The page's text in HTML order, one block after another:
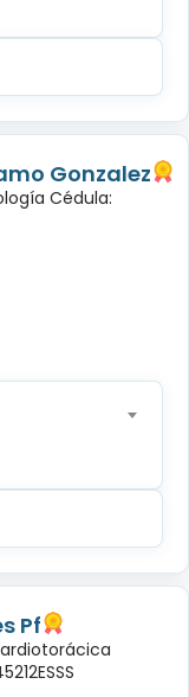
Gonzalez
Cédula:
Pf